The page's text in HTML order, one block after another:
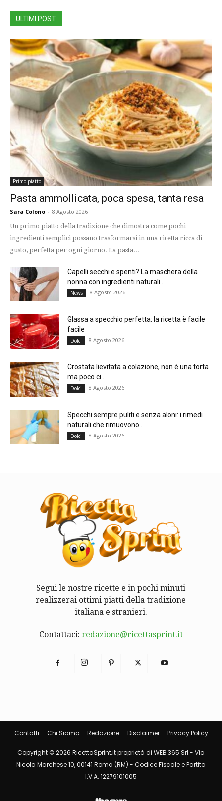
ULTIMI POST
Primo piatto
Pasta ammollicata, poca spesa, tanta resa
Sara Colono - 8 Agosto 2026
Un primo piatto della tradizione che dimostra come pochi
ingredienti semplici possano trasformarsi in una ricetta ricca di
gusto, perfetta per ogni giorno. La pasta...
Capelli secchi e spenti? La maschera della
nonna con ingredienti naturali...
News 8 Agosto 2026
Glassa a specchio perfetta: la ricetta è facile
facile
Dolci 8 Agosto 2026
Crostata lievitata a colazione, non è una torta
ma poco ci...
Dolci 8 Agosto 2026
Specchi sempre puliti e senza aloni: i rimedi
naturali che rimuovono...
Dolci 8 Agosto 2026
Segui le nostre ricette e in pochi minuti
realizzerai ottimi piatti della tradizione
italiana e stranieri.
Contattaci: redazione@ricettasprint.it
Contatti Chi Siamo Redazione Disclaimer Privacy Policy
Copyright © 2026 RicettaSprint.it proprietà di WEB 365 Srl - Via
Nicola Marchese 10, 00141 Roma (RM) - Codice Fiscale e Partita
I.V.A. 12279101005